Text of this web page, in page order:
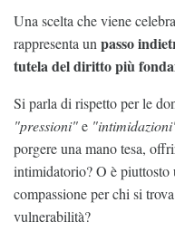
Una scelta che viene
rappresenta un passo
tutela del diritto più
Si parla di rispetto per le
"pressioni"e
porgere una mano tesa,
intimidatorio? O è piuttosto
compassione per chi si
vulnerabilità?